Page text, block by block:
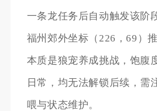
一条龙任务后自动触发该阶
福州郊外坐标（226，69）
本质是狼宠养成挑战，饱腹
日常，均无法解锁后续，需
喂与状态维护。